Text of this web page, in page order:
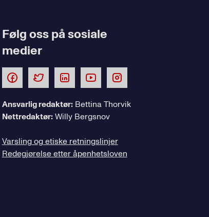
Følg oss på sosiale
medier
Ansvarlig redaktør:Bettina Thorvik
Nettredaktør:Willy Bergsnov
Varsling og etiske retningslinjer
Redegjørelse etter åpenhetsloven